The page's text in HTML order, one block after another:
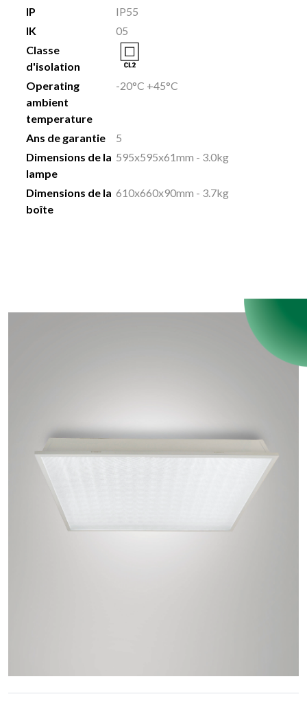
IP
IP55
IK
05
Classe
d'isolation
Operating
ambient
temperature
-20°C +45°C
Ans de garantie
5
Dimensions de la
lampe
595x595x61mm - 3.0kg
Dimensions de la
boîte
610x660x90mm - 3.7kg